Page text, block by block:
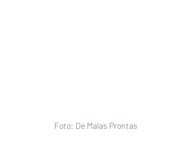
Foto: De Malas Prontas